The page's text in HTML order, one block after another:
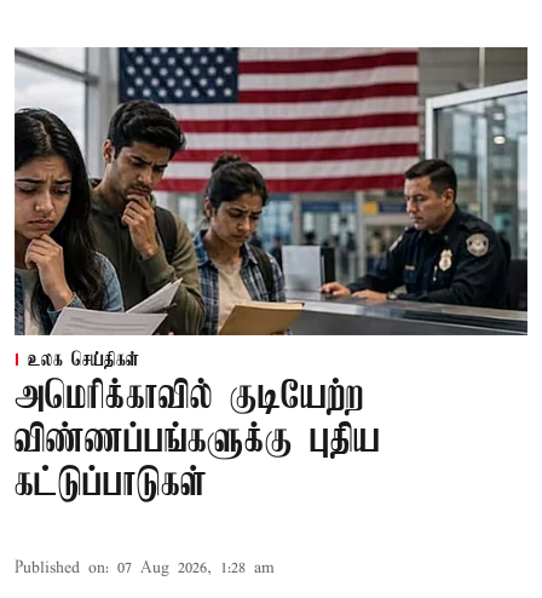
உலக செய்திகள்
அமெரிக்காவில் குடியேற்ற
விண்ணப்பங்களுக்கு புதிய
கட்டுப்பாடுகள்
Published on: 07 Aug 2026, 1:28 am